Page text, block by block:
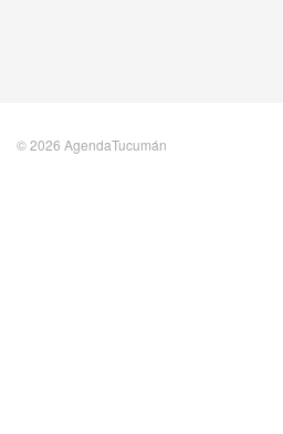
© 2026 AgendaTucumán